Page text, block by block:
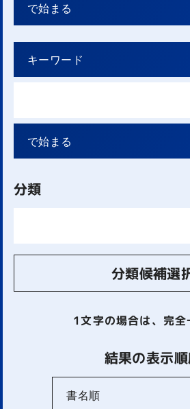
分類
分類候補選
1文字の場合は、完全
結果の表示